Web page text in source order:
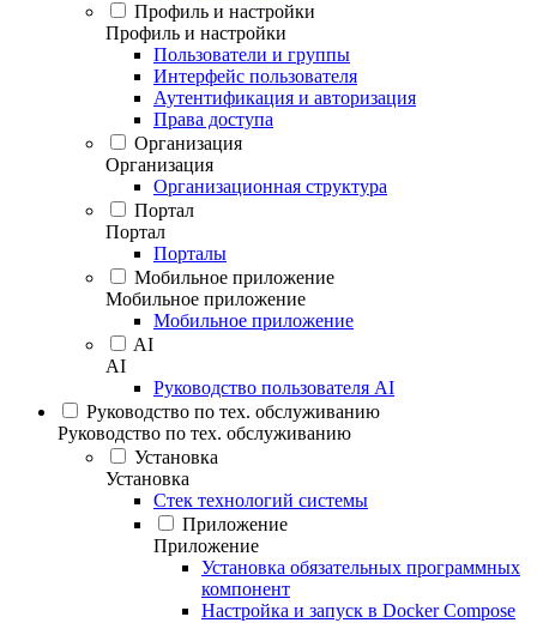
Профиль и настройки
Профиль и настройки
Пользователи и группы
Интерфейс пользователя
Аутентификация и авторизация
Права доступа
Организация
Организация
Организационная структура
Портал
Портал
Порталы
Мобильное приложение
Мобильное приложение
Мобильное приложение
AI
AI
Руководство пользователя AI
Руководство по тех. обслуживанию
Руководство по тех. обслуживанию
Установка
Установка
Стек технологий системы
Приложение
Приложение
Установка обязательных программных
компонент
Настройка и запуск в Docker Compose